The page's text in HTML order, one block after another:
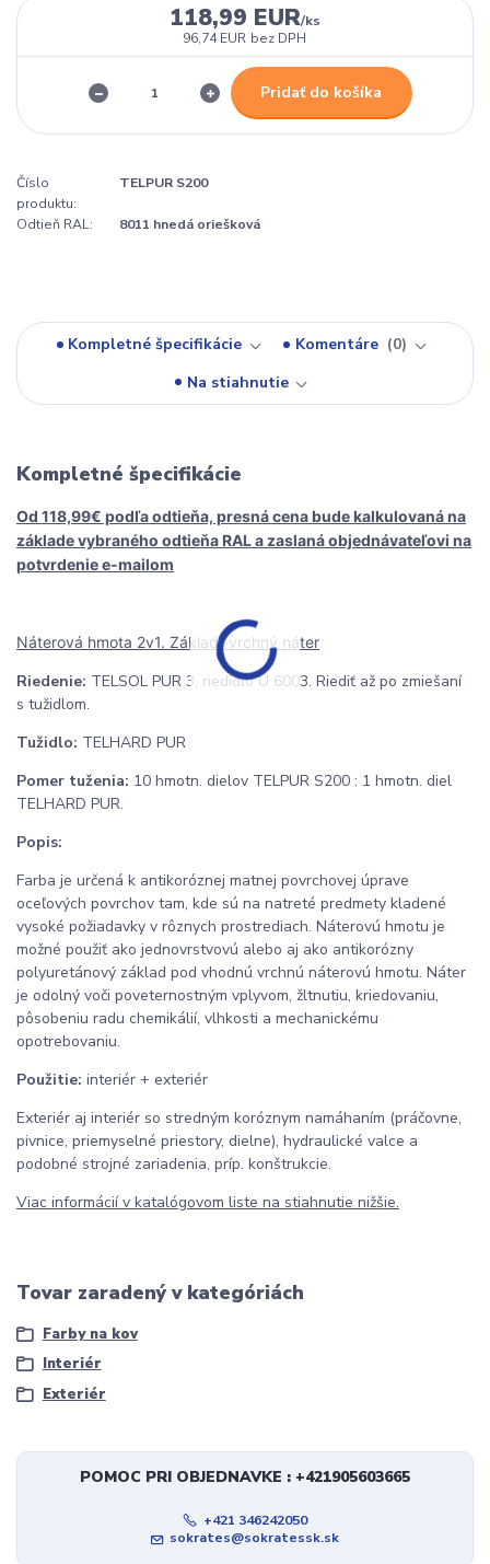
118,99 EUR/ks
96,74 EUR bez DPH
Pridať do košíka
Číslo
produktu:
TELPUR S200
Odtieň RAL: 8011 hnedá oriešková
Kompletné špecifikácie Komentáre
0
Na stiahnutie
Kompletné špecifikácie
Od 118,99€ podľa odtieňa, presná cena bude kalkulovaná na
základe vybraného odtieňa RALa zaslaná objednávateľovi na
potvrdenie e-mailom
Náterová hmota 2v1. Základ+vrchný náter
Riedenie: TELSOL PUR 3, riedidlo U 6003. Riediť až po zmiešaní
s tužidlom.
Tužidlo: TELHARD PUR
Pomer tuženia: 10 hmotn. dielov TELPUR S200 : 1 hmotn. diel
TELHARD PUR.
Popis:
Farba je určená k antikoróznej matnej povrchovej úprave
oceľových povrchov tam, kde sú na natreté predmety kladené
vysoké požiadavky v rôznych prostrediach. Náterovú hmotu je
možné použiť ako jednovrstvovú alebo aj ako antikorózny
polyuretánový základ pod vhodnú vrchnú náterovú hmotu. Náter
je odolný voči poveternostným vplyvom, žltnutiu, kriedovaniu,
pôsobeniu radu chemikálií, vlhkosti a mechanickému
opotrebovaniu.
Použitie: interiér + exteriér
Exteriér aj interiér so stredným koróznym namáhaním (práčovne,
pivnice, priemyselné priestory, dielne), hydraulické valce a
podobné strojné zariadenia, príp. konštrukcie.
Viac informácií v katalógovom liste na stiahnutie nižšie.
Tovar zaradený v kategóriách
Farby na kov
Interiér
Exteriér
POMOC PRI OBJEDNAVKE : +421905603665
+421 346242050
sokrates@sokratessk.sk